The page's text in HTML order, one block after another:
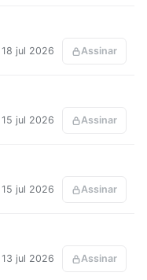
18 jul 2026 Assinar
15 jul 2026 Assinar
15 jul 2026 Assinar
13 jul 2026 Assinar